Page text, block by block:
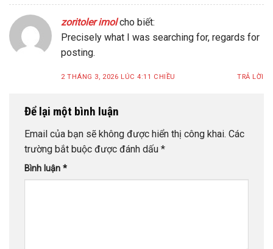
zoritoler imol cho biết:
Precisely what I was searching for, regards for
posting.
2 THÁNG 3, 2026 LÚC 4:11 CHIỀU TRẢ LỜI
Để lại một bình luận
Email của bạn sẽ không được hiển thị công khai. Các
trường bắt buộc được đánh dấu *
Bình luận *